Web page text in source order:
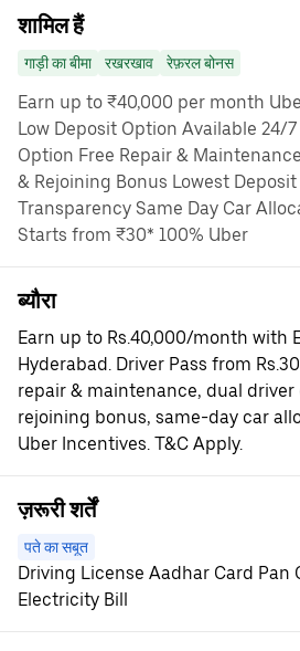
शामिल हैं
गाड़ी का बीमा रखरखाव रेफ़रल बोनस
Earn up to ₹40,000 per month
Low Deposit Option Available 24/
Option Free Repair &
& Rejoining Bonus Lowest Deposit
Transparency Same Day Car
Starts from ₹30* 100% Uber
ब्यौरा
Earn up to Rs.40,000/month with
Hyderabad. Driver Pass from
repair & maintenance, dual
rejoining bonus, same-day car
Uber Incentives. T&C Apply.
ज़रूरी शर्तें
पते का सबूत
Driving License Aadhar Card Pan
Electricity Bill